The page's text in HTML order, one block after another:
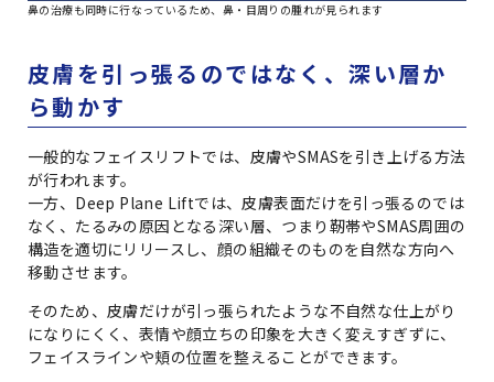
鼻の治療も同時に行なっているため、鼻・目周りの腫れが見られます
皮膚を引っ張るのではなく、深い層か
ら動かす
一般的なフェイスリフトでは、皮膚やSMASを引き上げる方法
が行われます。
一方、Deep Plane Liftでは、皮膚表面だけを引っ張るのでは
なく、たるみの原因となる深い層、つまり靭帯やSMAS周囲の
構造を適切にリリースし、顔の組織そのものを自然な方向へ
移動させます。
そのため、皮膚だけが引っ張られたような不自然な仕上がり
になりにくく、表情や顔立ちの印象を大きく変えすぎずに、
フェイスラインや頬の位置を整えることができます。